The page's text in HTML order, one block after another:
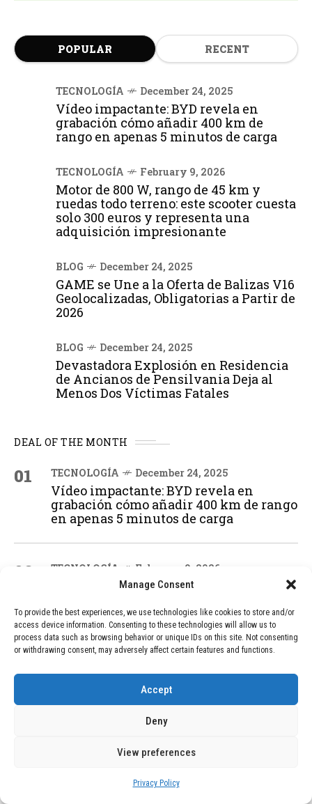
Manage Consent
To provide the best experiences, we use technologies like cookies to store and/or
access device information. Consenting to these technologies will allow us to
process data such as browsing behavior or unique IDs on this site. Not consenting
or withdrawing consent, may adversely affect certain features and functions.
Accept
Deny
View preferences
Privacy Policy
POPULAR RECENT
TECNOLOGÍA December 24, 2025
Vídeo impactante: BYD revela en
grabación cómo añadir 400 km de
rango en apenas 5 minutos de carga
TECNOLOGÍA February 9, 2026
Motor de 800 W, rango de 45 km y
ruedas todo terreno: este scooter cuesta
solo 300 euros y representa una
adquisición impresionante
BLOG December 24, 2025
GAME se Une a la Oferta de Balizas V16
Geolocalizadas, Obligatorias a Partir de
2026
BLOG December 24, 2025
Devastadora Explosión en Residencia
de Ancianos de Pensilvania Deja al
Menos Dos Víctimas Fatales
DEAL OF THE MONTH
01 TECNOLOGÍA December 24, 2025
Vídeo impactante: BYD revela en
grabación cómo añadir 400 km de rango
en apenas 5 minutos de carga
02 TECNOLOGÍA February 9, 2026
Motor de 800 W, rango de 45 km y
solo 300 euros y representa una
adquisición impresionante
03 BLOG December 24, 2025
GAME se Une a la Oferta de Balizas V16
Geolocalizadas, Obligatorias a Partir de
Devastadora Explosión en Residencia